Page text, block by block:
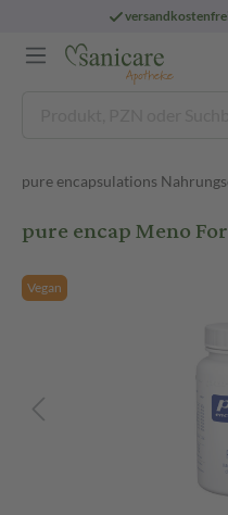
pure encapsulations
pure encap Meno
Vegan